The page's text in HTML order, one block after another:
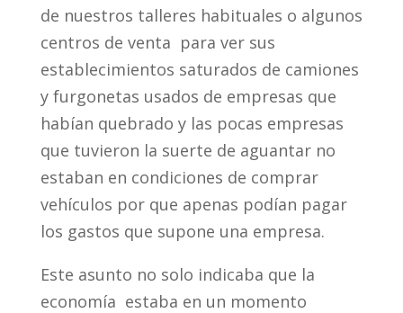
de nuestros talleres habituales o algunos
centros de venta para ver sus
establecimientos saturados de camiones
y furgonetas usados de empresas que
habían quebrado y las pocas empresas
que tuvieron la suerte de aguantar no
estaban en condiciones de comprar
vehículos por que apenas podían pagar
los gastos que supone una empresa.
Este asunto no solo indicaba que la
economía estaba en un momento